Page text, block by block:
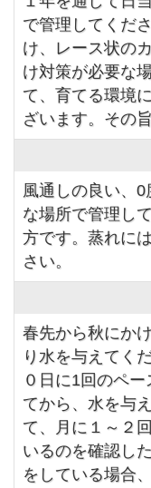
で管理してくだ
け、レース状の
け対策が必要な
て、育てる環境
ざいます。その
風通しの良い、0
な場所で管理し
方です。蒸れに
さい。
春先から秋にか
り水を与えてく
０日に1回のペ
てから、水を与
て、月に１～２
いるのを確認し
をしている場合